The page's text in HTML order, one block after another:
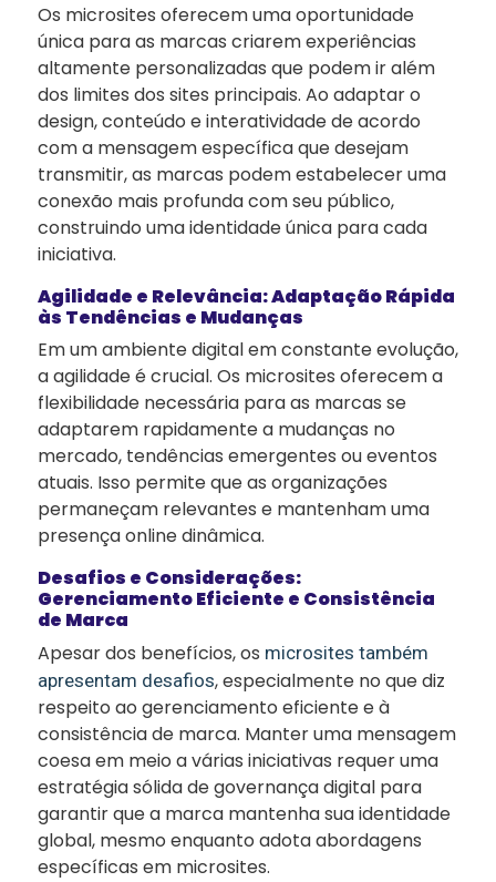
Os microsites oferecem uma oportunidade
única para as marcas criarem experiências
altamente personalizadas que podem ir além
dos limites dos sites principais. Ao adaptar o
design, conteúdo e interatividade de acordo
com a mensagem específica que desejam
transmitir, as marcas podem estabelecer uma
conexão mais profunda com seu público,
construindo uma identidade única para cada
iniciativa.
Agilidade e Relevância: Adaptação Rápida
às Tendências e Mudanças
Em um ambiente digital em constante evolução,
a agilidade é crucial. Os microsites oferecem a
flexibilidade necessária para as marcas se
adaptarem rapidamente a mudanças no
mercado, tendências emergentes ou eventos
atuais. Isso permite que as organizações
permaneçam relevantes e mantenham uma
presença online dinâmica.
Desafios e Considerações:
Gerenciamento Eficiente e Consistência
de Marca
Apesar dos benefícios, os microsites também
apresentam desafios, especialmente no que diz
respeito ao gerenciamento eficiente e à
consistência de marca. Manter uma mensagem
coesa em meio a várias iniciativas requer uma
estratégia sólida de governança digital para
garantir que a marca mantenha sua identidade
global, mesmo enquanto adota abordagens
específicas em microsites.